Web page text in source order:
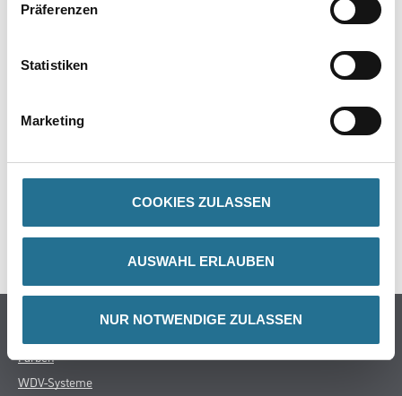
Präferenzen
Statistiken
Marketing
COOKIES ZULASSEN
AUSWAHL ERLAUBEN
NUR NOTWENDIGE ZULASSEN
GEFAHRENHINWEISE
Online-Shop
Farben
WDV-Systeme